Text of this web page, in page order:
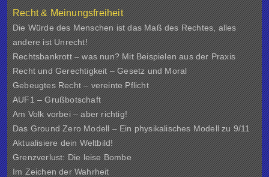
Recht & Meinungsfreiheit
Die Würde des Menschen ist das Maß des Rechtes, alles
andere ist Unrecht!
Rechtsbankrott – was nun? Mit Beispielen aus der Praxis
Recht und Gerechtigkeit – Gesetz und Moral
Gebeugtes Recht – vereinte Pflicht
AUF1 – Grußbotschaft
Am Volk vorbei – aber richtig!
Das Ground Zero Modell – Ein physikalisches Modell zu 9/11
Aktualisiere dein Weltbild!
Grenzverlust: Die leise Bombe
Im Zeichen der Wahrheit